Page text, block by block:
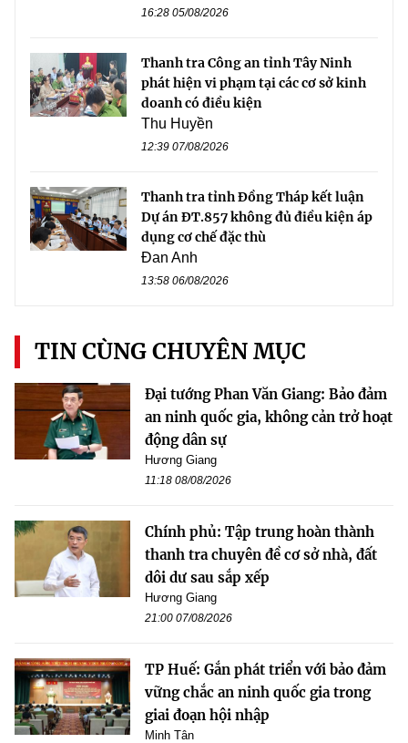
16:28 05/08/2026
Thanh tra Công an tỉnh Tây Ninh
phát hiện vi phạm tại các cơ sở kinh
doanh có điều kiện
Thu Huyền
12:39 07/08/2026
Thanh tra tỉnh Đồng Tháp kết luận
Dự án ĐT.857 không đủ điều kiện áp
dụng cơ chế đặc thù
Đan Anh
13:58 06/08/2026
TIN CÙNG CHUYÊN MỤC
Đại tướng Phan Văn Giang: Bảo đảm
an ninh quốc gia, không cản trở hoạt
động dân sự
Hương Giang
11:18 08/08/2026
Chính phủ: Tập trung hoàn thành
thanh tra chuyên đề cơ sở nhà, đất
dôi dư sau sắp xếp
Hương Giang
21:00 07/08/2026
TP Huế: Gắn phát triển với bảo đảm
vững chắc an ninh quốc gia trong
giai đoạn hội nhập
Minh Tân